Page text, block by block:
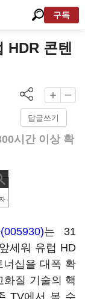
구독
HDR 콘텐
답글쓰기
시간 이상 확
는 31
세워 유럽 HD
너십을 대폭 확
화질 기술의 핵
TV에서 볼 수